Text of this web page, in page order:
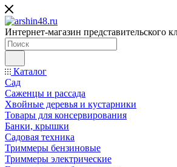
Интернет-магазин представительского
Каталог
Сад
Саженцы и рассада
Хвойные деревья и кустарники
Товары для консервирования
Банки, крышки
Садовая техника
Триммеры бензиновые
Триммеры электрические